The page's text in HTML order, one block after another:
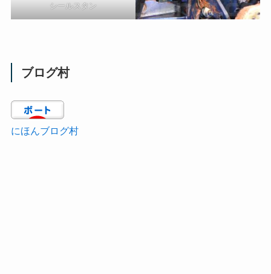
シールスタン
ブログ村
にほんブログ村